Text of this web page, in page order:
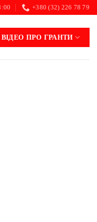
+380 (32) 226 78 79
ВІДЕО ПРО ГРАНТИ